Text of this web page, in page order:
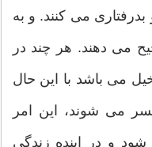
می کنند. و به
می دهند. هر چند در
می باشد با این حال
می شوند، این امر
و در اینده زندگی